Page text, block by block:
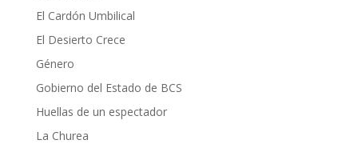
El Cardón Umbilical
El Desierto Crece
Género
Gobierno del Estado de BCS
Huellas de un espectador
La Churea